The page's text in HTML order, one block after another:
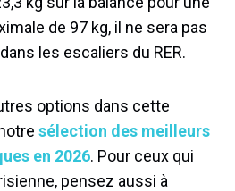
de 97 kg, il ne sera pas
les escaliers du RER.
options dans cette
sélection des meilleurs
en 2026. Pour ceux qui
pensez aussi à